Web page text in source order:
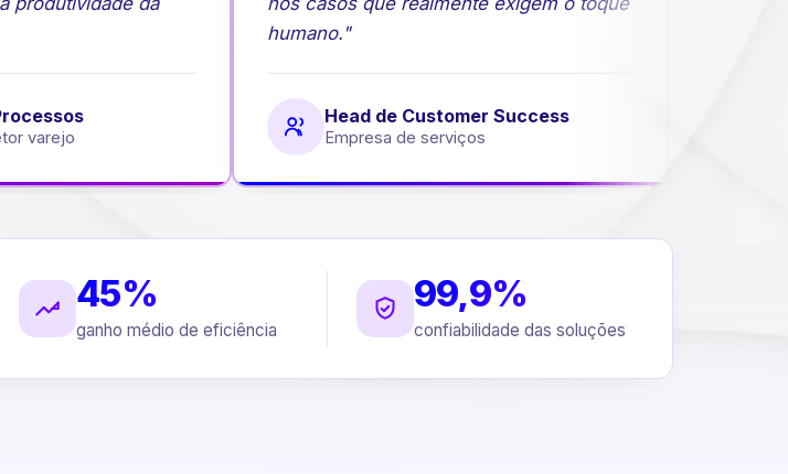
varejo
humano."
Head de Customer Success
Empresa de serviços
45%
ganho médio de eficiência
99,9%
confiabilidade das soluções